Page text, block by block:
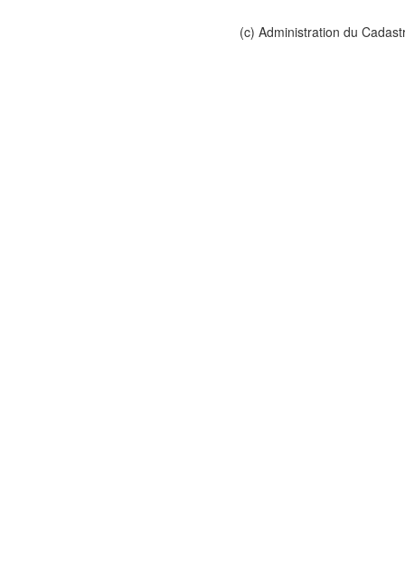
(c) Administration du